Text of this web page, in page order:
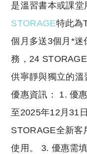
是溫習書本或課堂
STORAGE特此為
個月多送3個月*迷
務，24
供寧靜與獨立的溫
優惠資訊： 1. 優
至2025年12月31
STORAGE全新客
使用。 3. 優惠需